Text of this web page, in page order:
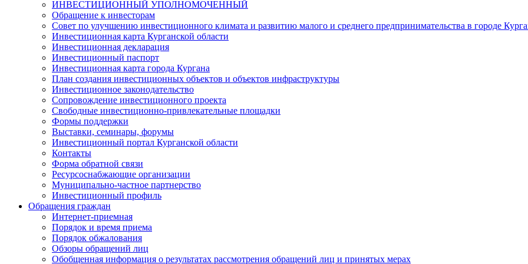
ИНВЕСТИЦИОННЫЙ УПОЛНОМОЧЕННЫЙ
Обращение к инвесторам
Совет по улучшению инвестиционного климата и развитию малого и среднего предпринимательства в городе
Инвестиционная карта Курганской области
Инвестиционная декларация
Инвестиционный паспорт
Инвестиционная карта города Кургана
План создания инвестиционных объектов и объектов инфраструктуры
Инвестиционное законодательство
Сопровождение инвестиционного проекта
Свободные инвестиционно-привлекательные площадки
Формы поддержки
Выставки, семинары, форумы
Инвестиционный портал Курганской области
Контакты
Форма обратной связи
Ресурсоснабжающие организации
Муниципально-частное партнерство
Инвестиционный профиль
Обращения граждан
Интернет-приемная
Порядок и время приема
Порядок обжалования
Обзоры обращений лиц
Обобщенная информация о результатах рассмотрения обращений лиц и принятых мерах